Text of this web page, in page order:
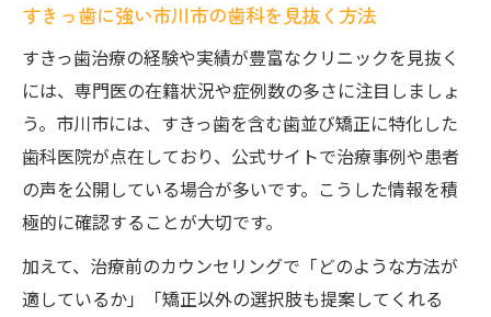
すきっ歯に強い市川市の歯科を見抜く方法
すきっ歯治療の経験や実績が豊富なクリニックを見抜く
には、専門医の在籍状況や症例数の多さに注目しましょ
う。市川市には、すきっ歯を含む歯並び矯正に特化した
歯科医院が点在しており、公式サイトで治療事例や患者
の声を公開している場合が多いです。こうした情報を積
極的に確認することが大切です。
加えて、治療前のカウンセリングで「どのような方法が
適しているか」「矯正以外の選択肢も提案してくれる